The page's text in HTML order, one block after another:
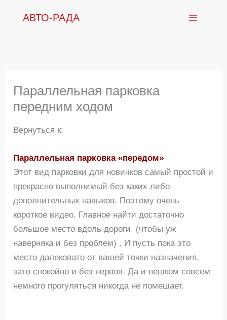
АВТО-РАДА
Параллельная парковка
передним ходом
Вернуться к:
Параллельная парковка «передом»
Этот вид парковки для новичков самый простой и
прекрасно выполнимый без каких либо
дополнительных навыков. Поэтому очень
короткое видео. Главное найти достаточно
большое место вдоль дороги (чтобы уж
наверняка и без проблем) . И пусть пока это
место далековато от вашей точки назначения,
зато спокойно и без нервов. Да и пешком совсем
немного прогуляться никогда не помешает.